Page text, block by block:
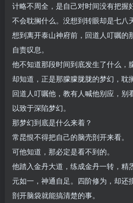
计略不周全，是自己对时间没有把握
不会耽搁什么。没想到转眼却是七八
想到离开泰山神府前，回道人叮嘱的
自责叹息。
他不知道那段时间到底发生了什么，
却知道，正是那朦朦胧胧的梦幻，耽
回道人叮嘱他，教有人喊他别应，别
以致于深陷梦幻。
那梦幻到底是什么来着？
常昆恨不得把自己的脑壳剖开来看。
可他知道，那必定是看不到的。
他踏入金丹大道，练成金丹一转，精
元如一，神通自足。四阶修为，却还
剖开脑袋就能搞清楚的事。